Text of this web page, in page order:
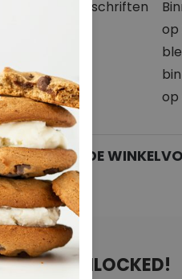
Wasvoorschriften
op
op
BEKIJK DE
VAN UNLOCKED!